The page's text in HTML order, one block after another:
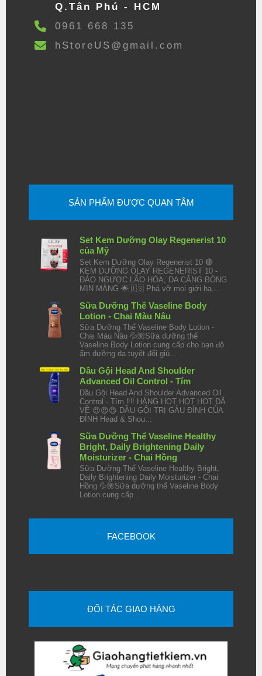
Q.Tân Phú - HCM
0961 668 135
hStoreUS@gmail.com
SẢN PHẨM ĐƯỢC QUAN TÂM
Set Kem Dưỡng Olay Regenerist 10
của Mỹ
Set Kem Dưỡng Olay Regenerist 10 🔴
KEM DƯỠNG OLAY REGENERIST 10 -
ĐẢO NGƯỢC LÃO HÓA, DA CĂNG BÓNG
MỊN MÀNG 🌟🇺🇸 Phá vỡ mọi giới hạ...
Sữa Dưỡng Thể Vaseline Body
Lotion - Chai Màu Nâu
Sữa Dưỡng Thể Vaseline Body Lotion -
Chai Màu Nâu 💦🌺Sữa dưỡng thể
Vaseline Body Lotion cung cấp cho bạn độ
ẩm dưỡng da tuyệt đối giú...
Dầu Gội Head And Shoulder
Advanced Oil Control - Tím
Dầu Gội Head And Shoulder Advanced Oil
Control - Tím ‼️‼️ HÀNG HOT HOT HOT ĐÃ
VỀ 😍😍😍 DẦU GỘI TRỊ GÀU ĐỈNH CỦA
ĐỈNH Head & Shou...
Sữa Dưỡng Thể Vaseline Healthy
Bright, Daily Brightening Daily
Moisturizer - Chai Hồng
Sữa Dưỡng Thể Vaseline Healthy Bright,
Daily Brightening Daily Moisturizer - Chai
Hồng 💦🌺Sữa dưỡng thể Vaseline Body
Lotion cung cấp...
FACEBOOK
ĐỐI TÁC GIAO HÀNG